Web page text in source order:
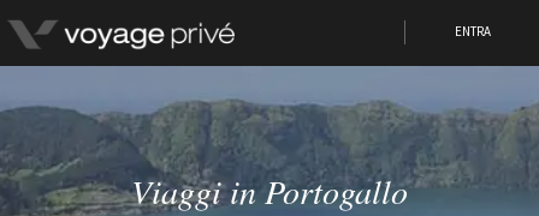
ENTRA
Viaggi in Portogallo